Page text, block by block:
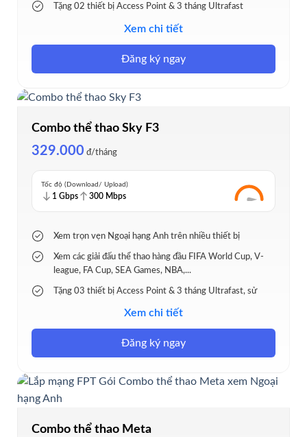
Tặng 02 thiết bị Access Point & 3 tháng Ultrafast
Phủ sóng ổn định cho nhà nhiều tầng, không gian rộng
Trang bị Modem Wi-Fi 6 và FPT Play Box
Xem chi tiết
Đăng ký ngay
Combo thể thao Sky F3
329.000 đ/tháng
Tốc độ (Download/ Upload)
1 Gbps 300 Mbps
Xem trọn vẹn Ngoại hạng Anh trên nhiều thiết bị
Xem các giải đấu thể thao hàng đầu FIFA World Cup, V-
league, FA Cup, SEA Games, NBA,...
Tặng 03 thiết bị Access Point & 3 tháng Ultrafast, sử
Trang bị Modem Wi-Fi 6 và FPT Play Box
Xem chi tiết
Đăng ký ngay
Combo thể thao Meta